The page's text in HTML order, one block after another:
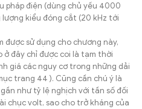
pháp điện (dùng chủ yếu 4000
kiểu đóng cắt (20 kHz tới
sử dụng cho chương này,
đây chỉ được coi là tạm thời
giá các nguy cơ trong những dải
trang 44 ). Cũng cần chú ý là
như tỷ lệ nghịch với tần số đối
chục volt, sao cho trở kháng của